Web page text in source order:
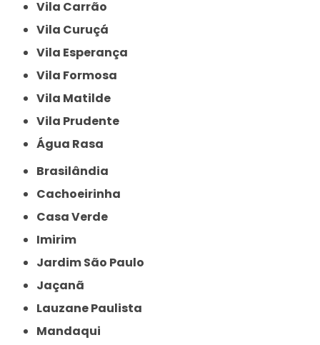
Vila Carrão
Vila Curuçá
Vila Esperança
Vila Formosa
Vila Matilde
Vila Prudente
Água Rasa
Brasilândia
Cachoeirinha
Casa Verde
Imirim
Jardim São Paulo
Jaçanã
Lauzane Paulista
Mandaqui